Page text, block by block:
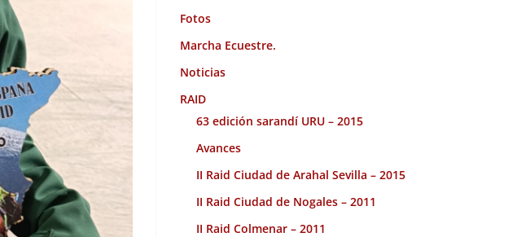
Fotos
Marcha Ecuestre.
Noticias
RAID
63 edición sarandí URU – 2015
Avances
II Raid Ciudad de Arahal Sevilla – 2015
II Raid Ciudad de Nogales – 2011
II Raid Colmenar – 2011